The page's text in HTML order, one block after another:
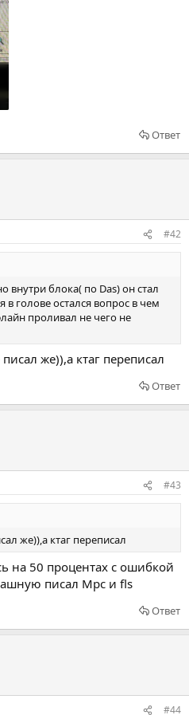
Ответ
#42
внутри блока( по Das) он стал
голове остался вопрос в чем
проливал не чего не
же)),а ктаг переписал
Ответ
#43
же)),а ктаг переписал
на 50 процентах с ошибкой
писал Mpc и fls
Ответ
#44